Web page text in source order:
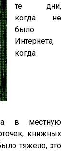
те дни,
когда не
было
Интернета,
когда
в местную
книжных
тяжело, это